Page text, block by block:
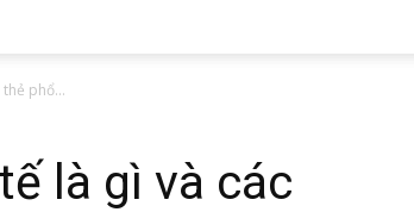
phổ...
là gì và các